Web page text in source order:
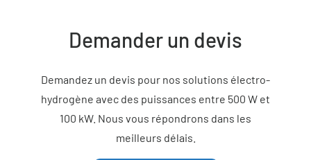
Demander un devis
Demandez un devis pour nos solutions électro-
hydrogène avec des puissances entre 500 W et
100 kW. Nous vous répondrons dans les
meilleurs délais.